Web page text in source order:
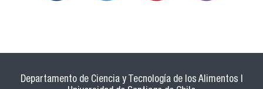
Departamento de Ciencia y Tecnología de los Alimentos |